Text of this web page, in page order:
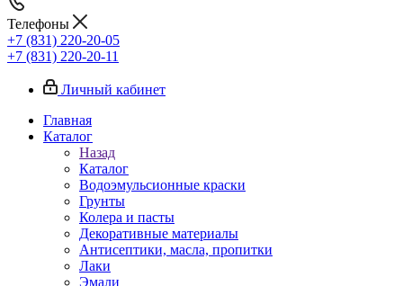
Телефоны
+7 (831) 220-20-05
+7 (831) 220-20-11
Личный кабинет
Главная
Каталог
Назад
Каталог
Водоэмульсионные краски
Грунты
Колера и пасты
Декоративные материалы
Антисептики, масла, пропитки
Лаки
Эмали